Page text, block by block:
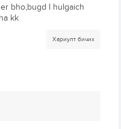
bho,bugd l hulgaich
kk
Хариулт бичих